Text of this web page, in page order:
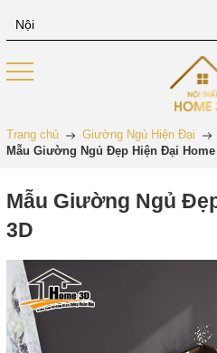
Trang chủ
Giường Ngủ Hiện Đại
Mẫu Giường Ngủ Đẹp Hiện Đại Home
Mẫu Giường Ngủ
3D